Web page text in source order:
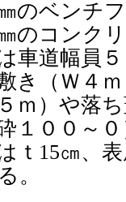
のベンチ
のコンク
車道幅員
き（Ｗ４
ｍ）や落
砕１００～
ｔ15㎝、
。